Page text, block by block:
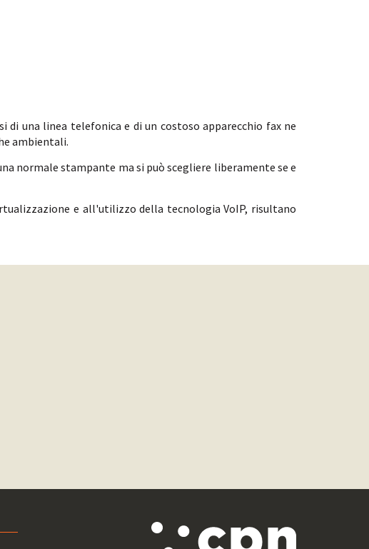
di una linea telefonica e di un costoso apparecchio fax ne
ambientali.
normale stampante ma si può scegliere liberamente se e
e all'utilizzo della tecnologia VoIP, risultano